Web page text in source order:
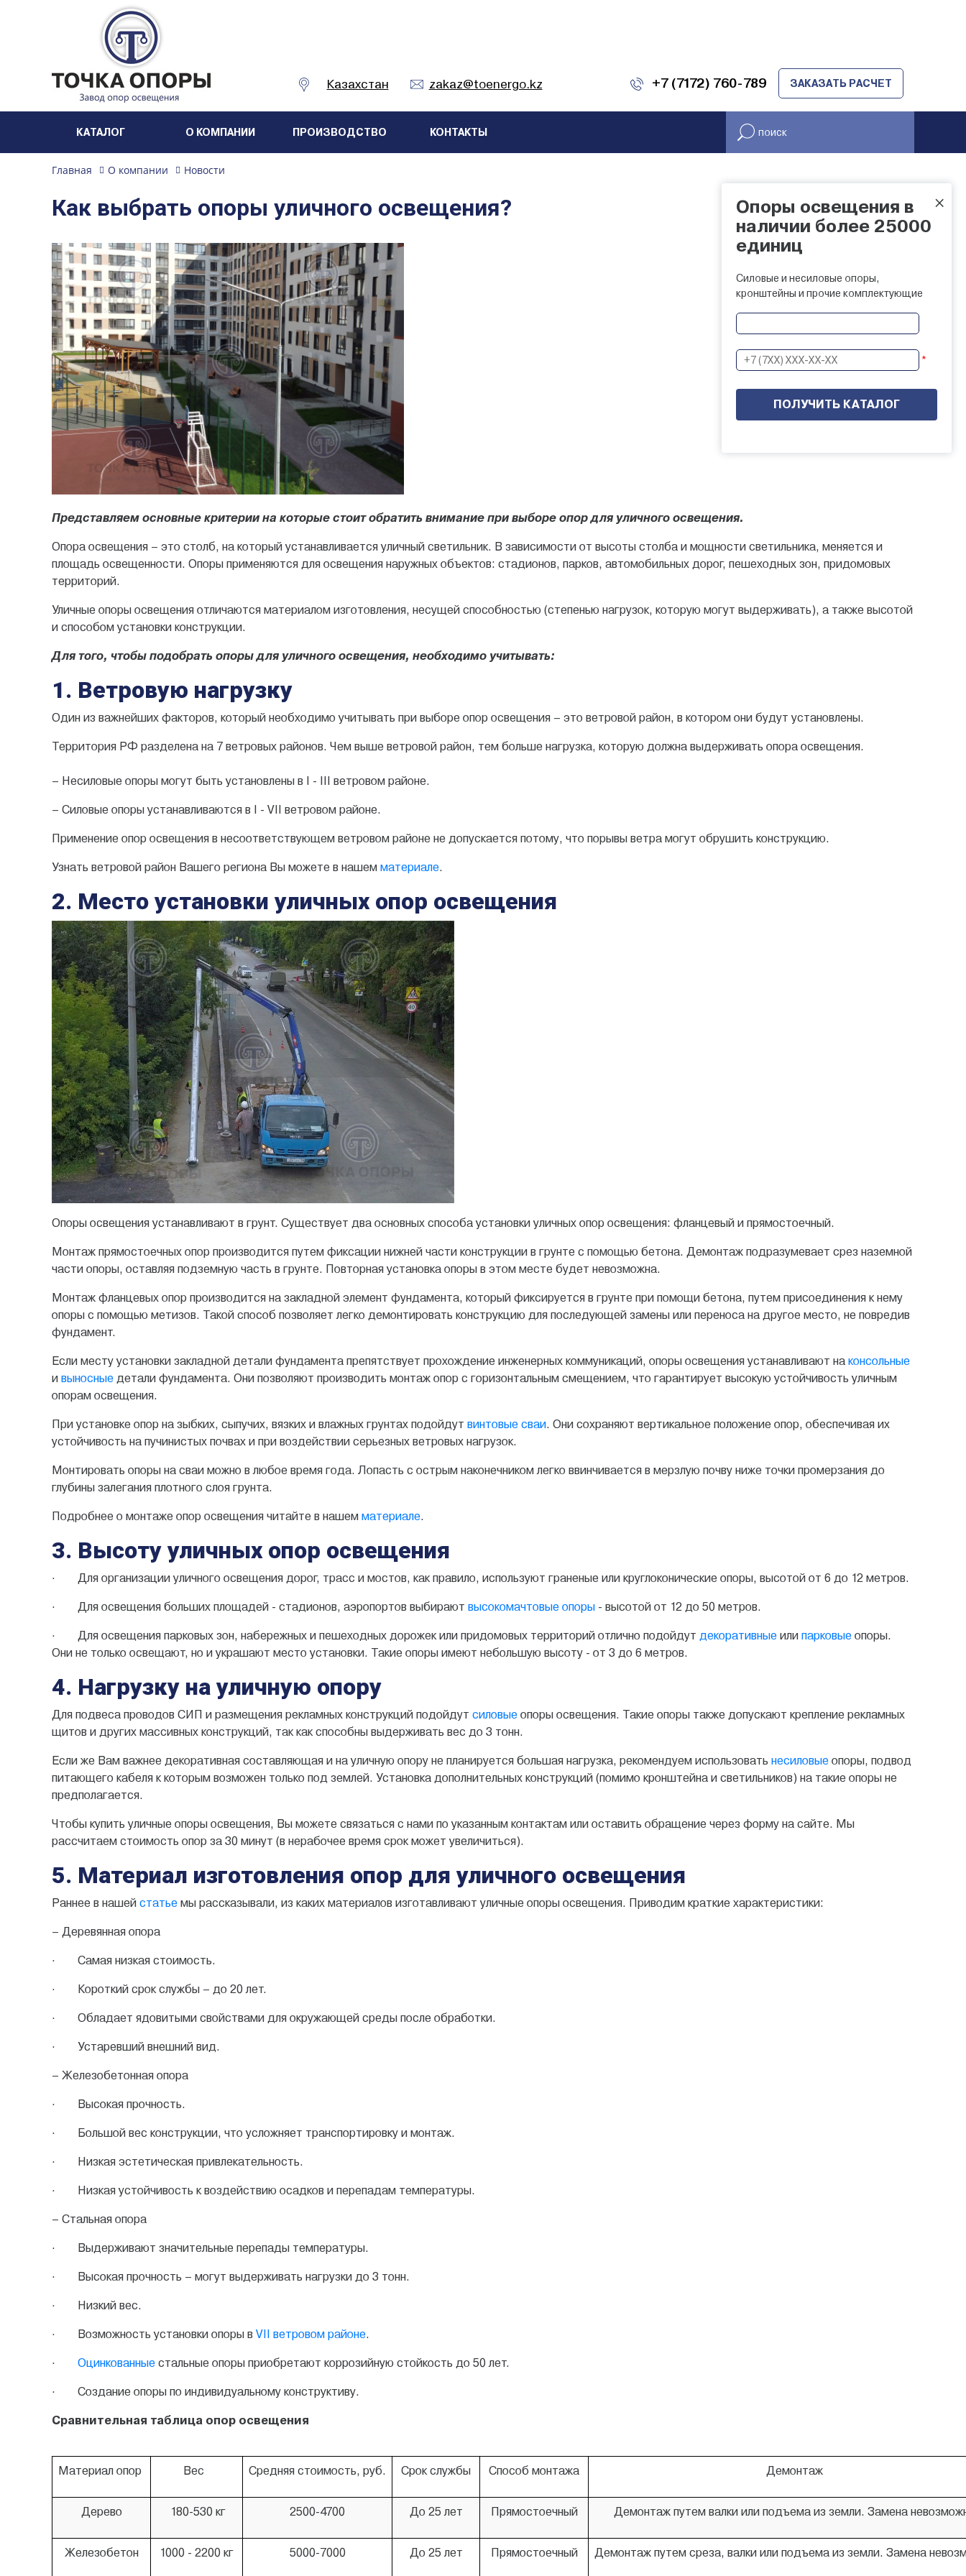
Казахстан zakaz@toenergo.kz +7 (7172) 760-789 ЗАКАЗАТЬ РАСЧЕТ
КАТАЛОГ О КОМПАНИИ ПРОИЗВОДСТВО КОНТАКТЫ
Главная О компании Новости
Как выбрать опоры уличного освещения?
Представляем основные критерии на которые стоит обратить внимание при выборе опор для уличного освещения.
Опора освещения – это столб, на который устанавливается уличный светильник. В зависимости от высоты столба и мощности светильника, меняется и
площадь освещенности. Опоры применяются для освещения наружных объектов: стадионов, парков, автомобильных дорог, пешеходных зон, придомовых
территорий.
Уличные опоры освещения отличаются материалом изготовления, несущей способностью (степенью нагрузок, которую могут выдерживать), а также высотой
и способом установки конструкции.
Для того, чтобы подобрать опоры для уличного освещения, необходимо учитывать:
1. Ветровую нагрузку
Один из важнейших факторов, который необходимо учитывать при выборе опор освещения – это ветровой район, в котором они будут установлены.
Территория РФ разделена на 7 ветровых районов. Чем выше ветровой район, тем больше нагрузка, которую должна выдерживать опора освещения.
– Несиловые опоры могут быть установлены в I - III ветровом районе.
– Силовые опоры устанавливаются в I - VII ветровом районе.
Применение опор освещения в несоответствующем ветровом районе не допускается потому, что порывы ветра могут обрушить конструкцию.
Узнать ветровой район Вашего региона Вы можете в нашем материале.
2. Место установки уличных опор освещения
Опоры освещения устанавливают в грунт. Существует два основных способа установки уличных опор освещения: фланцевый и прямостоечный.
Монтаж прямостоечных опор производится путем фиксации нижней части конструкции в грунте с помощью бетона. Демонтаж подразумевает срез наземной
части опоры, оставляя подземную часть в грунте. Повторная установка опоры в этом месте будет невозможна.
Монтаж фланцевых опор производится на закладной элемент фундамента, который фиксируется в грунте при помощи бетона, путем присоединения к нему
опоры с помощью метизов. Такой способ позволяет легко демонтировать конструкцию для последующей замены или переноса на другое место, не повредив
фундамент.
Если месту установки закладной детали фундамента препятствует прохождение инженерных коммуникаций, опоры освещения устанавливают на консольные
и выносные детали фундамента. Они позволяют производить монтаж опор с горизонтальным смещением, что гарантирует высокую устойчивость уличным
опорам освещения.
При установке опор на зыбких, сыпучих, вязких и влажных грунтах подойдут винтовые сваи. Они сохраняют вертикальное положение опор, обеспечивая их
устойчивость на пучинистых почвах и при воздействии серьезных ветровых нагрузок.
Монтировать опоры на сваи можно в любое время года. Лопасть с острым наконечником легко ввинчивается в мерзлую почву ниже точки промерзания до
глубины залегания плотного слоя грунта.
Подробнее о монтаже опор освещения читайте в нашем материале.
3. Высоту уличных опор освещения
· Для организации уличного освещения дорог, трасс и мостов, как правило, используют граненые или круглоконические опоры, высотой от 6 до 12 метров.
· Для освещения больших площадей - стадионов, аэропортов выбирают высокомачтовые опоры - высотой от 12 до 50 метров.
· Для освещения парковых зон, набережных и пешеходных дорожек или придомовых территорий отлично подойдут декоративные или парковые опоры.
Они не только освещают, но и украшают место установки. Такие опоры имеют небольшую высоту - от 3 до 6 метров.
4. Нагрузку на уличную опору
Для подвеса проводов СИП и размещения рекламных конструкций подойдут силовые опоры освещения. Такие опоры также допускают крепление рекламных
щитов и других массивных конструкций, так как способны выдерживать вес до 3 тонн.
Если же Вам важнее декоративная составляющая и на уличную опору не планируется большая нагрузка, рекомендуем использовать несиловые опоры, подвод
питающего кабеля к которым возможен только под землей. Установка дополнительных конструкций (помимо кронштейна и светильников) на такие опоры не
предполагается.
Чтобы купить уличные опоры освещения, Вы можете связаться с нами по указанным контактам или оставить обращение через форму на сайте. Мы
рассчитаем стоимость опор за 30 минут (в нерабочее время срок может увеличиться).
5. Материал изготовления опор для уличного освещения
Раннее в нашей статье мы рассказывали, из каких материалов изготавливают уличные опоры освещения. Приводим краткие характеристики:
– Деревянная опора
· Самая низкая стоимость.
· Короткий срок службы – до 20 лет.
· Обладает ядовитыми свойствами для окружающей среды после обработки.
· Устаревший внешний вид.
– Железобетонная опора
· Высокая прочность.
· Большой вес конструкции, что усложняет транспортировку и монтаж.
· Низкая эстетическая привлекательность.
· Низкая устойчивость к воздействию осадков и перепадам температуры.
– Стальная опора
· Выдерживают значительные перепады температуры.
· Высокая прочность – могут выдерживать нагрузки до 3 тонн.
· Низкий вес.
· Возможность установки опоры в VII ветровом районе.
· Оцинкованные стальные опоры приобретают коррозийную стойкость до 50 лет.
· Создание опоры по индивидуальному конструктиву.
Сравнительная таблица опор освещения
Материал опор Вес Средняя стоимость, руб. Срок службы Способ монтажа Демонтаж
Дерево 180-530 кг 2500-4700 До 25 лет Прямостоечный Демонтаж путем валки или подъема из земли. Замена
Железобетон 1000 - 2200 кг 5000-7000 До 25 лет Прямостоечный Демонтаж путем среза, валки или подъема из земли. Замена
×
Опоры освещения в
наличии более 25000
единиц
Силовые и несиловые опоры,
кронштейны и прочие комплектующие
*